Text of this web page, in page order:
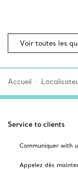
Voir toutes les
Accueil
Service to clients
Communiquer with
Appelez dès